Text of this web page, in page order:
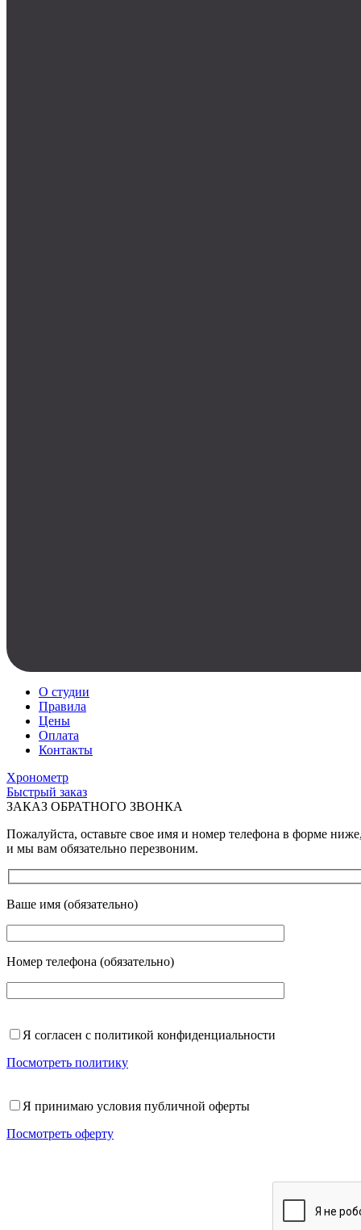
О студии
Правила
Цены
Оплата
Контакты
Хронометр
Быстрый заказ
ЗАКАЗ ОБРАТНОГО ЗВОНКА
Пожалуйста, оставьте свое имя и номер телефона в форме
и мы вам обязательно перезвоним.
Ваше имя (обязательно)
Номер телефона (обязательно)
Я согласен с политикой конфиденциальности
Посмотреть политику
Я принимаю условия публичной оферты
Посмотреть оферту